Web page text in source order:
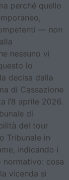
perché quello
— non
nessuno vi
lo
decisa dalla
di Cassazione
l’8 aprile 2026.
di
del tour
Tribunale in
indicando i
cosa
vicenda si